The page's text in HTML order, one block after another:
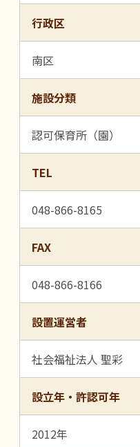
行政区
南区
施設分類
認可保育所（園）
TEL
048-866-8165
FAX
048-866-8166
設置運営者
社会福祉法人 聖彩
設立年・許認可年
2012年